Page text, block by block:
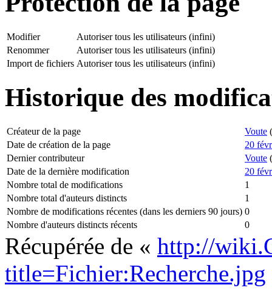
Modifier
Autoriser tous les utilisateurs (infini)
Renommer
Autoriser tous les utilisateurs (infini)
Import de fichiers Autoriser tous les utilisateurs (infini)
Historique des
Créateur de la page Voute (
Date de création de la page
20
Dernier contributeur
Voute (
Date de la dernière modification
20
Nombre total de modifications
1
Nombre total d'auteurs distincts
1
Nombre de modifications récentes (dans les derniers 90 jours) 0
Nombre d'auteurs distincts récents
0
Récupérée de « http://
title=Fichier:Recherche.jpg